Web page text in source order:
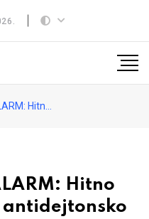
djelovanje koje ugrožava BiH
Hitno